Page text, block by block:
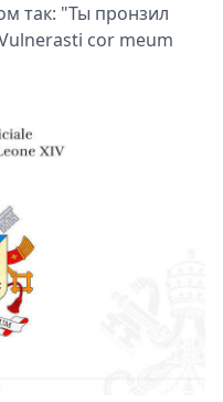
так: "Ты пронзил
cor meum